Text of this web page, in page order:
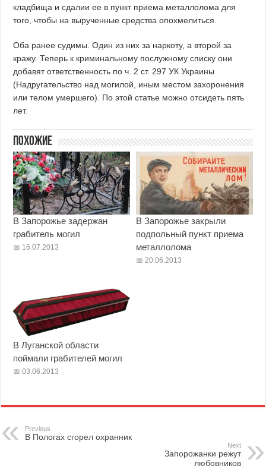
кладбища и сдалии ее в пункт приема металлолома для
того, чтобы на вырученные средства опохмелиться.
Оба ранее судимы. Один из них за наркоту, а второй за
кражу. Теперь к криминальному послужному списку они
добавят ответственность по ч. 2 ст. 297 УК Украины
(Надругательство над могилой, иным местом захоронения
или телом умершего). По этой статье можно отсидеть пять
лет.
Похожие
В Запорожье задержан
грабитель могил
16.07.2013
В Запорожье закрыли
подпольный пункт приема
металлолома
20.06.2013
В Луганской области
поймали грабителей могил
03.06.2013
Previous
В Пологах сгорел охранник
Next
Запорожанки режут
любовников